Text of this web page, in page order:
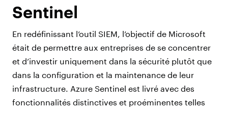
Sentinel
En redéfinissant l’outil SIEM, l’objectif de Microsoft
était de permettre aux entreprises de se concentrer
et d’investir uniquement dans la sécurité plutôt que
dans la configuration et la maintenance de leur
infrastructure. Azure Sentinel est livré avec des
fonctionnalités distinctives et proéminentes telles